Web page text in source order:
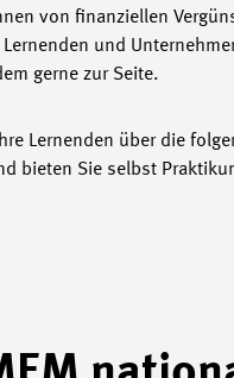
von finanziellen
und
gerne zur Seite.
Lernenden über die
bieten Sie selbst